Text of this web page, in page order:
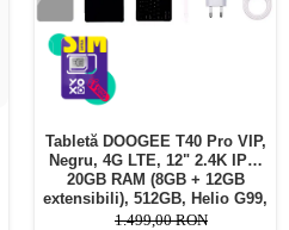
Tabletă DOOGEE T40 Pro VIP,
Negru, 4G LTE, 12" 2.4K IPS,
20GB RAM (8GB + 12GB
extensibili), 512GB, Helio G99,
10800mAh, 33W, Android 14,
1.499,00 RON